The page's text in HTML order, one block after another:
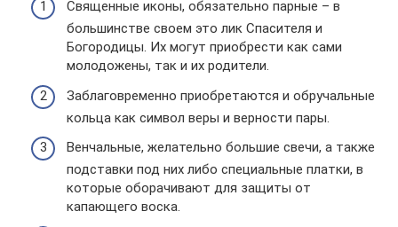
Священные иконы, обязательно парные – в
большинстве своем это лик Спасителя и
Богородицы. Их могут приобрести как сами
молодожены, так и их родители.
Заблаговременно приобретаются и обручальные
кольца как символ веры и верности пары.
Венчальные, желательно большие свечи, а также
подставки под них либо специальные платки, в
которые оборачивают для защиты от
капающего воска.